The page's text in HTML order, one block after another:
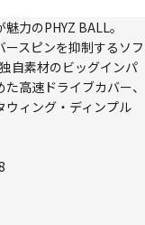
力のPHYZ BALL。
スピンを抑制するソフ
自素材のビッグインパ
高速ドライブカバー、
ィング・ディンプル